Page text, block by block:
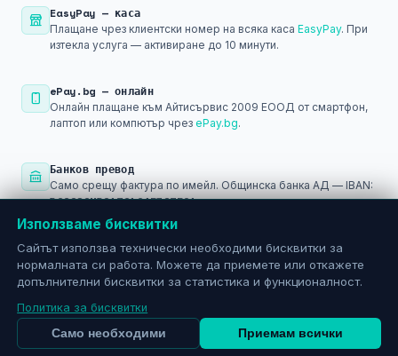
Използваме бисквитки
Сайтът използва технически необходими бисквитки за
нормалната си работа. Можете да приемете или откажете
допълнителни бисквитки за статистика и функционалност.
Политика за бисквитки
Само необходими
Приемам всички
EasyPay — каса
Плащане чрез клиентски номер на всяка каса EasyPay. При
изтекла услуга — активиране до 10 минути.
ePay.bg — онлайн
Онлайн плащане към Айтисървис 2009 ЕООД от смартфон,
лаптоп или компютър чрез ePay.bg.
Банков превод
Само срещу фактура по имейл. Общинска банка АД — IBAN:
BG29SOMB91301045793501
PayPal
Плащане след регистрация вPayPal— за международни и
онлайн разплащания.
© 2026 АЙТИСЪРВИС 2009 ЕООД